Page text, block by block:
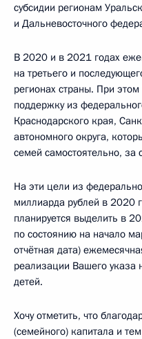
субсидии регионам
и Дальневосточного
В 2020 и в 2021 годах
на третьего и
регионах страны. При
поддержку из
Краснодарского края,
автономного округа,
семей самостоятельно, за
На эти цели из
миллиарда рублей в 2020
планируется выделить в
по состоянию на начало
отчётная дата)
реализации Вашего указа
детей.
Хочу отметить, что
(семейного) капитала и